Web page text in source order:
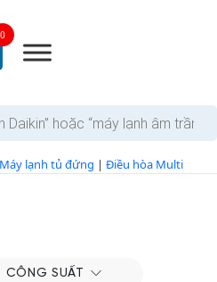
0
Máy lạnh tủ đứng | Điều hòa Multi
CÔNG SUẤT